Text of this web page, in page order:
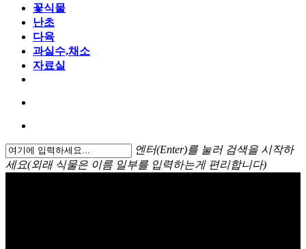
꽃식물
난초
다육
과실수,채소
자료실
엔터(Enter)를 눌러 검색을 시작하
세요(외래 식물은 이름 일부를 입력하는게 편리합니다)